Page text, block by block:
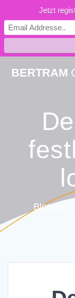
BERTRAM
Blog für
Jetzt